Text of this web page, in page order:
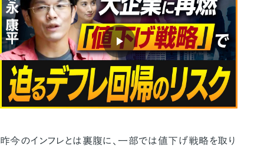
昨今のインフレとは裏腹に、一部では値下げ戦略を取り